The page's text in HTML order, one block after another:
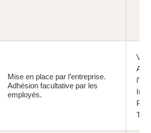
Mise en place par l’entreprise.
Adhésion facultative par les
employés.